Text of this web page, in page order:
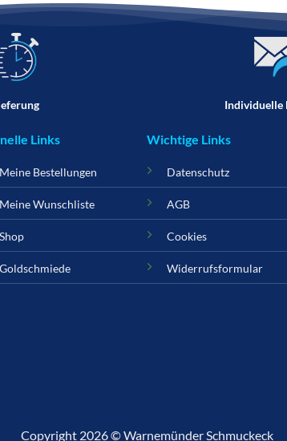
Individuelle
Links
Meine Bestellungen
Meine Wunschliste
Shop
Goldschmiede
Wichtige Links
Datenschutz
AGB
Cookies
Widerrufsformular
Copyright 2026 © Warnemünder Schmuckeck